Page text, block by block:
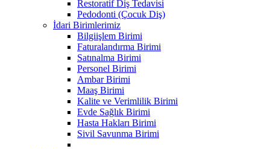
Restoratif Diş Tedavisi
Pedodonti (Çocuk Diş)
İdari Birimlerimiz
Bilgiişlem Birimi
Faturalandırma Birimi
Satınalma Birimi
Personel Birimi
Ambar Birimi
Maaş Birimi
Kalite ve Verimlilik Birimi
Evde Sağlık Birimi
Hasta Hakları Birimi
Sivil Savunma Birimi